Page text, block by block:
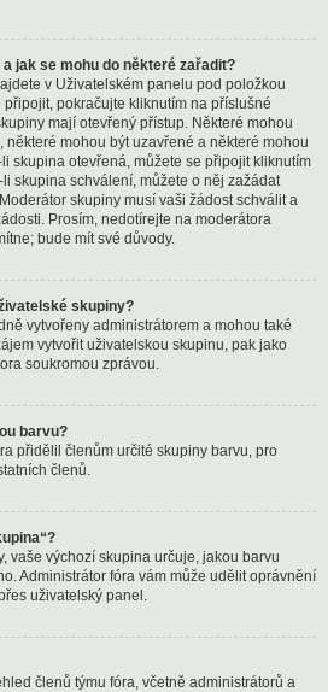
jak se mohu do některé zařadit?
v Uživatelském panelu pod položkou
pokračujte kliknutím na příslušné
mají otevřený přístup. Některé mohou
mohou být uzavřené a některé mohou
skupina otevřená, můžete se připojit kliknutím
skupina schválení, můžete o něj zažádat
skupiny musí vaši žádost schválit a
Prosím, nedotírejte na moderátora
bude mít své důvody.
skupiny?
vytvořeny administrátorem a mohou také
vytvořit uživatelskou skupinu, pak jako
soukromou zprávou.
barvu?
přidělil členům určité skupiny barvu, pro
členů.
vaše výchozí skupina určuje, jakou barvu
Administrátor fóra vám může udělit oprávnění
uživatelský panel.
členů týmu fóra, včetně administrátorů a